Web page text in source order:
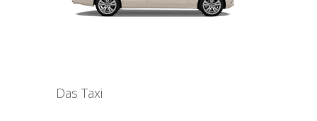
Das Taxi